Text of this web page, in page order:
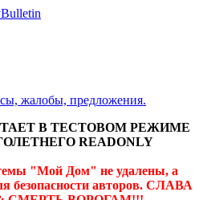
жалобы, предложения.
В ТЕСТОВОМ РЕЖИМЕ
READONLY
"Мой Дом" не удалены, а
безопасности авторов. СЛАВА